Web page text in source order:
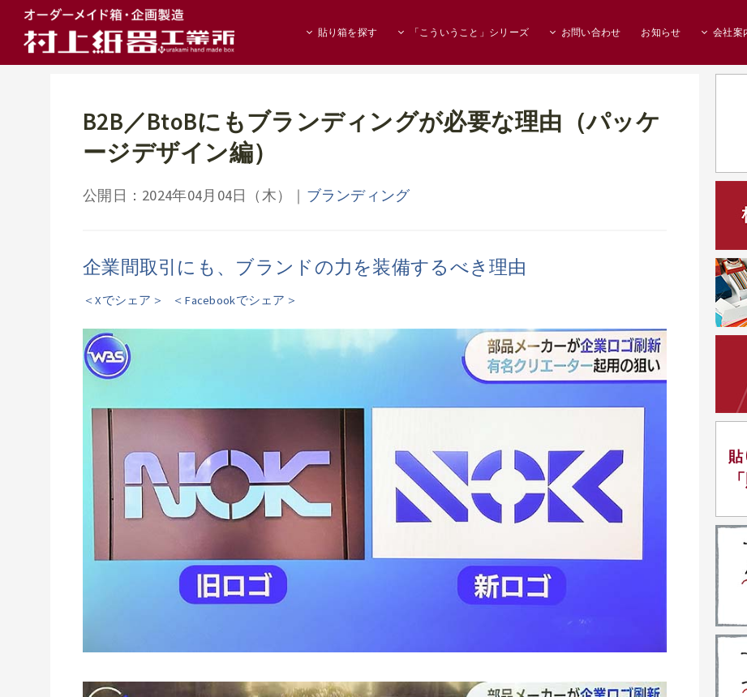
貼り箱を探す 「こういうこと」シリーズ お問い合わせ お知らせ 会社案
B2B／BtoBにもブランディングが必要な理由（パッケ
ージデザイン編）
公開日：2024年04月04日（木） ｜ ブランディング
企業間取引にも、ブランドの力を装備するべき理由
＜Xでシェア＞ ＜Facebookでシェア＞